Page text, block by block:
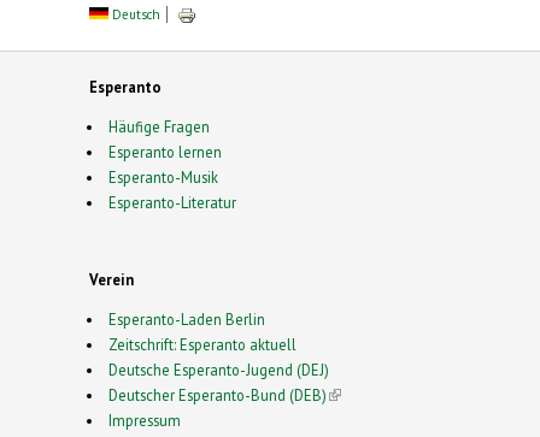
Deutsch
Esperanto
Häufige Fragen
Esperanto lernen
Esperanto-Musik
Esperanto-Literatur
Verein
Esperanto-Laden Berlin
Zeitschrift: Esperanto aktuell
Deutsche Esperanto-Jugend (DEJ)
Deutscher Esperanto-Bund (DEB)(link is external)
Impressum